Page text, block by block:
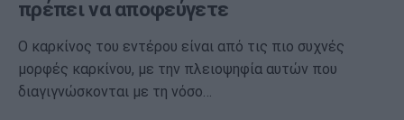
πρέπει να αποφεύγετε
Ο καρκίνος του εντέρου είναι από τις πιο συχνές
μορφές καρκίνου, με την πλειοψηφία αυτών που
διαγιγνώσκονται με τη νόσο…